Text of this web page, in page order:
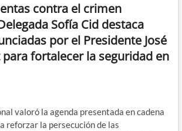
contra el crimen
Sofía Cid destaca
por el Presidente José
fortalecer la seguridad en
valoró la agenda presentada en cadena
reforzar la persecución de las